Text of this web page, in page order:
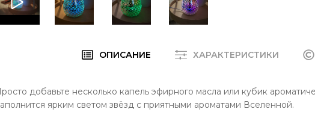
ОПИСАНИЕ ХАРАКТЕРИСТИКИ
добавьте несколько капель эфирного масла или кубик
ярким светом звёзд с приятными ароматами Вселенной.